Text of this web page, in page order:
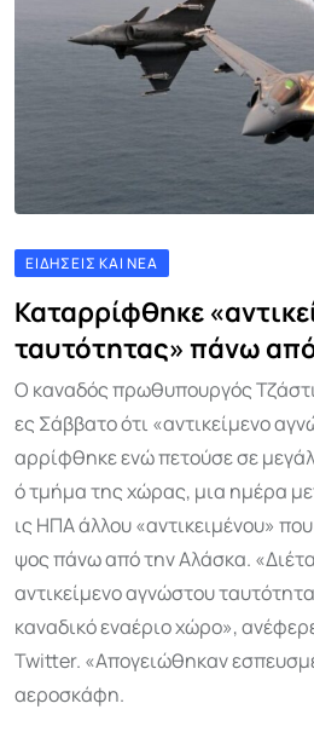
ΕΙΔΉΣΕΙΣ ΚΑΙ ΝΈΑ
Καταρρίφθηκε
ταυτότητας» πάνω
Ο καναδός πρωθυπουργός
ες Σάββατο ότι «αντικείμενο
αρρίφθηκε ενώ πετούσε σε
ό τμήμα της χώρας, μια ημέρα
ις ΗΠΑ άλλου «αντικειμένου»
ψος πάνω από την Αλάσκα.
αντικείμενο αγνώστου
καναδικό εναέριο χώρο»,
Twitter. «Απογειώθηκαν
αεροσκάφη.